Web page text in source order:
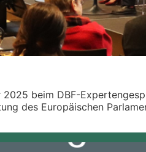
beim DBF-
des Europäischen